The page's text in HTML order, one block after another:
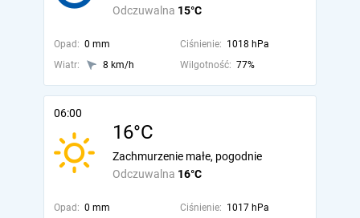
Odczuwalna 15°C
Opad: 0 mm Ciśnienie: 1018 hPa
Wiatr:
8 km/h Wilgotność: 77%
06:00
16°C
Odczuwalna 16°C
Zachmurzenie małe, pogodnie
Opad: 0 mm Ciśnienie: 1017 hPa